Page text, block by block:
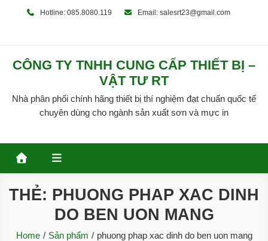
Hotline: 085.8080.119 Email: salesrt23@gmail.com
CÔNG TY TNHH CUNG CẤP THIẾT BỊ –
VẬT TƯ RT
Nhà phân phối chính hãng thiết bị thí nghiệm đạt chuẩn quốc tế
chuyên dùng cho ngành sản xuất sơn và mực in
THẺ: PHUONG PHAP XAC DINH
DO BEN UON MANG
Home Sản phẩm phuong phap xac dinh do ben uon mang